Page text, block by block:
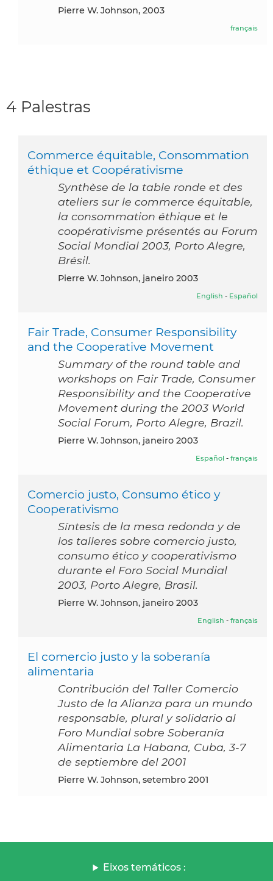
Pierre W. Johnson, 2003
français
4 Palestras
Commerce équitable, Consommation
éthique et Coopérativisme
Synthèse de la table ronde et des
ateliers sur le commerce équitable,
la consommation éthique et le
coopérativisme présentés au Forum
Social Mondial 2003, Porto Alegre,
Brésil.
Pierre W. Johnson, janeiro 2003
English - Español
Fair Trade, Consumer Responsibility
and the Cooperative Movement
Summary of the round table and
workshops on Fair Trade, Consumer
Responsibility and the Cooperative
Movement during the 2003 World
Social Forum, Porto Alegre, Brazil.
Pierre W. Johnson, janeiro 2003
Español - français
Comercio justo, Consumo ético y
Cooperativismo
Síntesis de la mesa redonda y de
los talleres sobre comercio justo,
consumo ético y cooperativismo
durante el Foro Social Mundial
2003, Porto Alegre, Brasil.
Pierre W. Johnson, janeiro 2003
English - français
El comercio justo y la soberanía
alimentaria
Contribución del Taller Comercio
Justo de la Alianza para un mundo
responsable, plural y solidario al
Foro Mundial sobre Soberanía
Alimentaria La Habana, Cuba, 3-7
de septiembre del 2001
Pierre W. Johnson, setembro 2001
Eixos temáticos :